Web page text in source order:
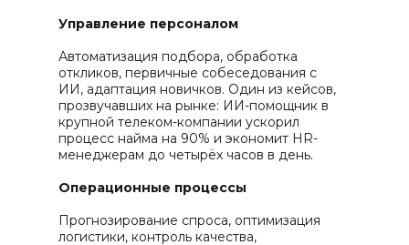
Управление персоналом
Автоматизация подбора, обработка
откликов, первичные собеседования с
ИИ, адаптация новичков. Один из кейсов,
прозвучавших на рынке: ИИ-помощник в
крупной телеком-компании ускорил
процесс найма на 90% и экономит HR-
менеджерам до четырёх часов в день.
Операционные процессы
Прогнозирование спроса, оптимизация
логистики, контроль качества,